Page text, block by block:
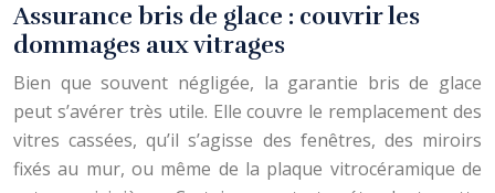
Assurance bris de glace : couvrir les
dommages aux vitrages
Bien que souvent négligée, la garantie bris de glace
peut s’avérer très utile. Elle couvre le remplacement des
vitres cassées, qu’il s’agisse des fenêtres, des miroirs
fixés au mur, ou même de la plaque vitrocéramique de